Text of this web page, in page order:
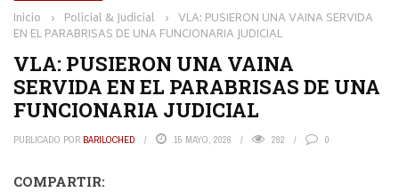
Inicio › Policial & Judicial › VLA: PUSIERON UNA VAINA SERVIDA
EN EL PARABRISAS DE UNA FUNCIONARIA JUDICIAL
VLA: PUSIERON UNA VAINA
SERVIDA EN EL PARABRISAS DE UNA
FUNCIONARIA JUDICIAL
PUBLICADO POR BARILOCHED 15 MAYO, 2026 282 0
COMPARTIR: